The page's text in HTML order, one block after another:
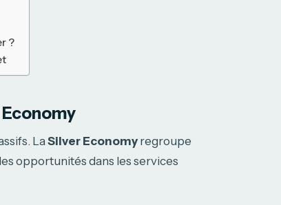
?
La Silver Economy regroupe
opportunités dans les services